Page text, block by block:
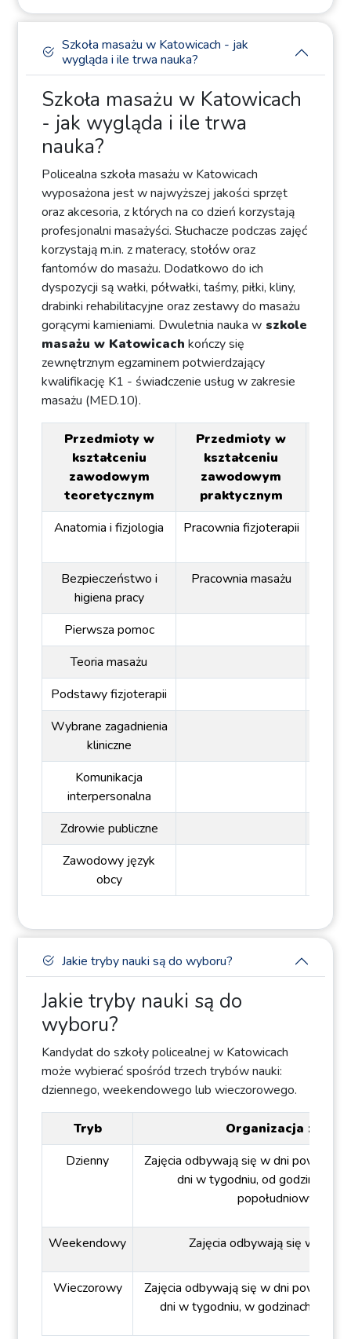
Szkoła masażu w Katowicach - jak
wygląda i ile trwa nauka?
Szkoła masażu w Katowicach
- jak wygląda i ile trwa
nauka?
Policealna szkoła masażu w Katowicach
wyposażona jest w najwyższej jakości sprzęt
oraz akcesoria, z których na co dzień korzystają
profesjonalni masażyści. Słuchacze podczas zajęć
korzystają m.in. z materacy, stołów oraz
fantomów do masażu. Dodatkowo do ich
dyspozycji są wałki, półwałki, taśmy, piłki, kliny,
drabinki rehabilitacyjne oraz zestawy do masażu
gorącymi kamieniami. Dwuletnia nauka w szkole
masażu w Katowicach kończy się
zewnętrznym egzaminem potwierdzający
kwalifikację K1 - świadczenie usług w zakresie
masażu (MED.10).
Przedmioty w
kształceniu
zawodowym
teoretycznym
Przedmioty w
kształceniu
zawodowym
praktycznym
Anatomia i fizjologia Pracownia fizjoterapii
Bezpieczeństwo i
higiena pracy
Pracownia masażu
Pierwsza pomoc
Teoria masażu
Podstawy fizjoterapii
Wybrane zagadnienia
kliniczne
Komunikacja
interpersonalna
Zdrowie publiczne
Zawodowy język
obcy
Jakie tryby nauki są do wyboru?
Jakie tryby nauki są do
wyboru?
Kandydat do szkoły policealnej w Katowicach
może wybierać spośród trzech trybów nauki:
dziennego, weekendowego lub wieczorowego.
Tryb
Organizacja zajęć
Dzienny
Zajęcia odbywają się w dni
dni w tygodniu, od godzin
popołudniowych.
Weekendowy Zajęcia odbywają się w
Wieczorowy
Zajęcia odbywają się w dni
dni w tygodniu, w godzinach